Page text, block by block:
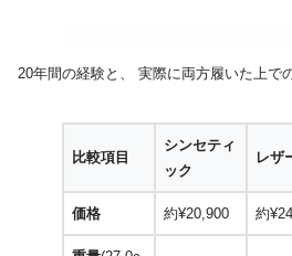
20年間の経験と、 実際に両方履いた上で
比較項目
シンセティ
ック
レザ
価格 約¥20,900 約